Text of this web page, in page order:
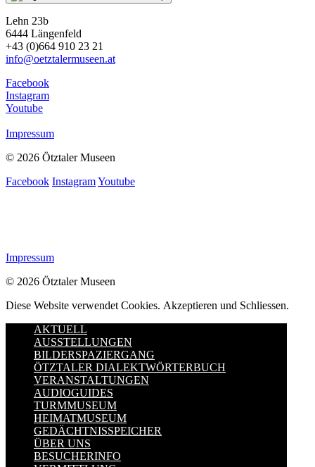
Lehn 23b
6444 Längenfeld
+43 (0)664 910 23 21
info@oetztalermuseen.at
Facebook
Instagram
Youtube
Impressum
© 2026 Ötztaler Museen
Facebook InstagramYoutube
Impressum
© 2026 Ötztaler Museen
Diese Website verwendet Cookies. Akzeptieren und Schliessen.
AKTUELL
AUSSTELLUNGEN
BILDERSPAZIERGANG
ÖTZTALER DIALEKTWÖRTERBUCH
VERANSTALTUNGEN
AUDIOGUIDES
TURMMUSEUM
HEIMATMUSEUM
GEDÄCHTNISSPEICHER
ÜBER UNS
BESUCHERINFO